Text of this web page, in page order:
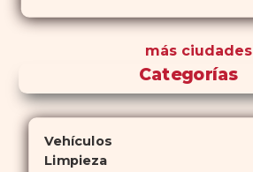
más ciudades
Categorías
Vehículos
Limpieza